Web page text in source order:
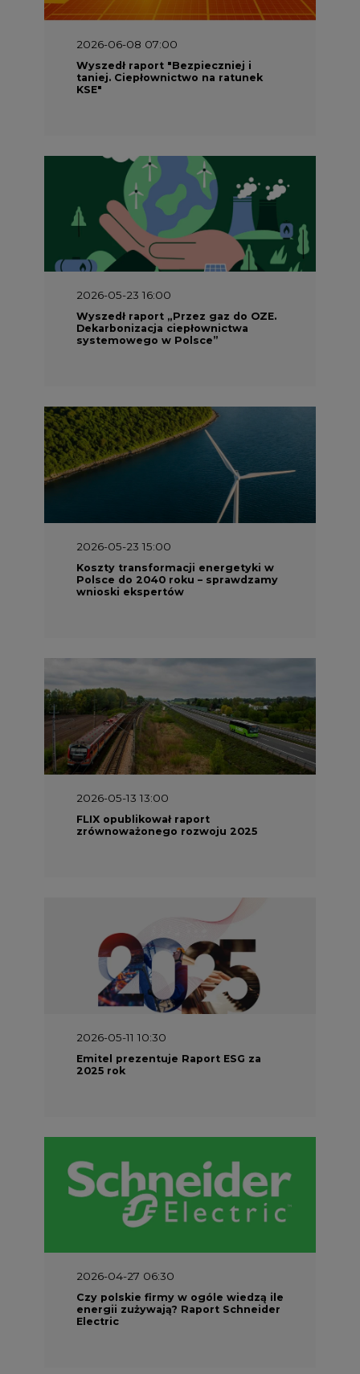
2026-06-08 07:00
Wyszedł raport "Bezpieczniej i
taniej. Ciepłownictwo na ratunek
KSE"
2026-05-23 16:00
Wyszedł raport „Przez gaz do OZE.
Dekarbonizacja ciepłownictwa
systemowego w Polsce”
2026-05-23 15:00
Koszty transformacji energetyki w
Polsce do 2040 roku – sprawdzamy
wnioski ekspertów
2026-05-13 13:00
FLIX opublikował raport
zrównoważonego rozwoju 2025
2026-05-11 10:30
Emitel prezentuje Raport ESG za
2025 rok
2026-04-27 06:30
Czy polskie firmy w ogóle wiedzą ile
energii zużywają? Raport Schneider
Electric